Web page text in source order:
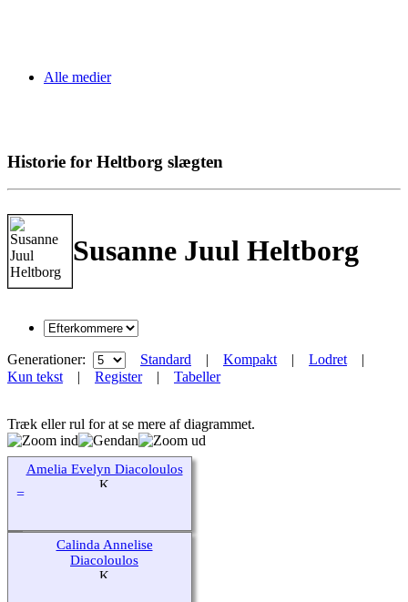
Alle medier
Historie for Heltborg slægten
Susanne Juul Heltborg
Generationer: Standard | Kompakt| Lodret|
Kun tekst| Register| Tabeller
Træk eller rul for at se mere af diagrammet.
Amelia Evelyn Diacoloulos
Calinda Annelise
Diacoloulos